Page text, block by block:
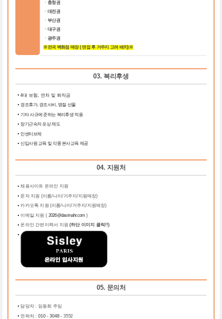
ㆍ충청권
ㆍ대전권
ㆍ부산권
ㆍ대구권
ㆍ광주권
※전국 백화점 매장 ( 면접 후 거주지 고려 배치)※
03. 복리후생
4대 보험, 연차 및 퇴직금
경조휴가, 경조사비, 명절 선물
기타 사규에 준하는 복리후생 적용
장기근속자 포상 제도
인센티브제
신입사원 교육 및 각종 본사교육 제공
04. 지원처
채용사이트 온라인 지원
문자 지원 (이름/나이/거주지/지원매장)
카카오톡 지원 (이름/나이/거주지/지원매장)
이메일 지원 ( 2026@dasimahr.com )
온라인 간편이력서 지원 (하단 이미지 클릭!!)
05. 문의처
담당자 : 임동희 주임
연락처 :010 - 3048 - 3552